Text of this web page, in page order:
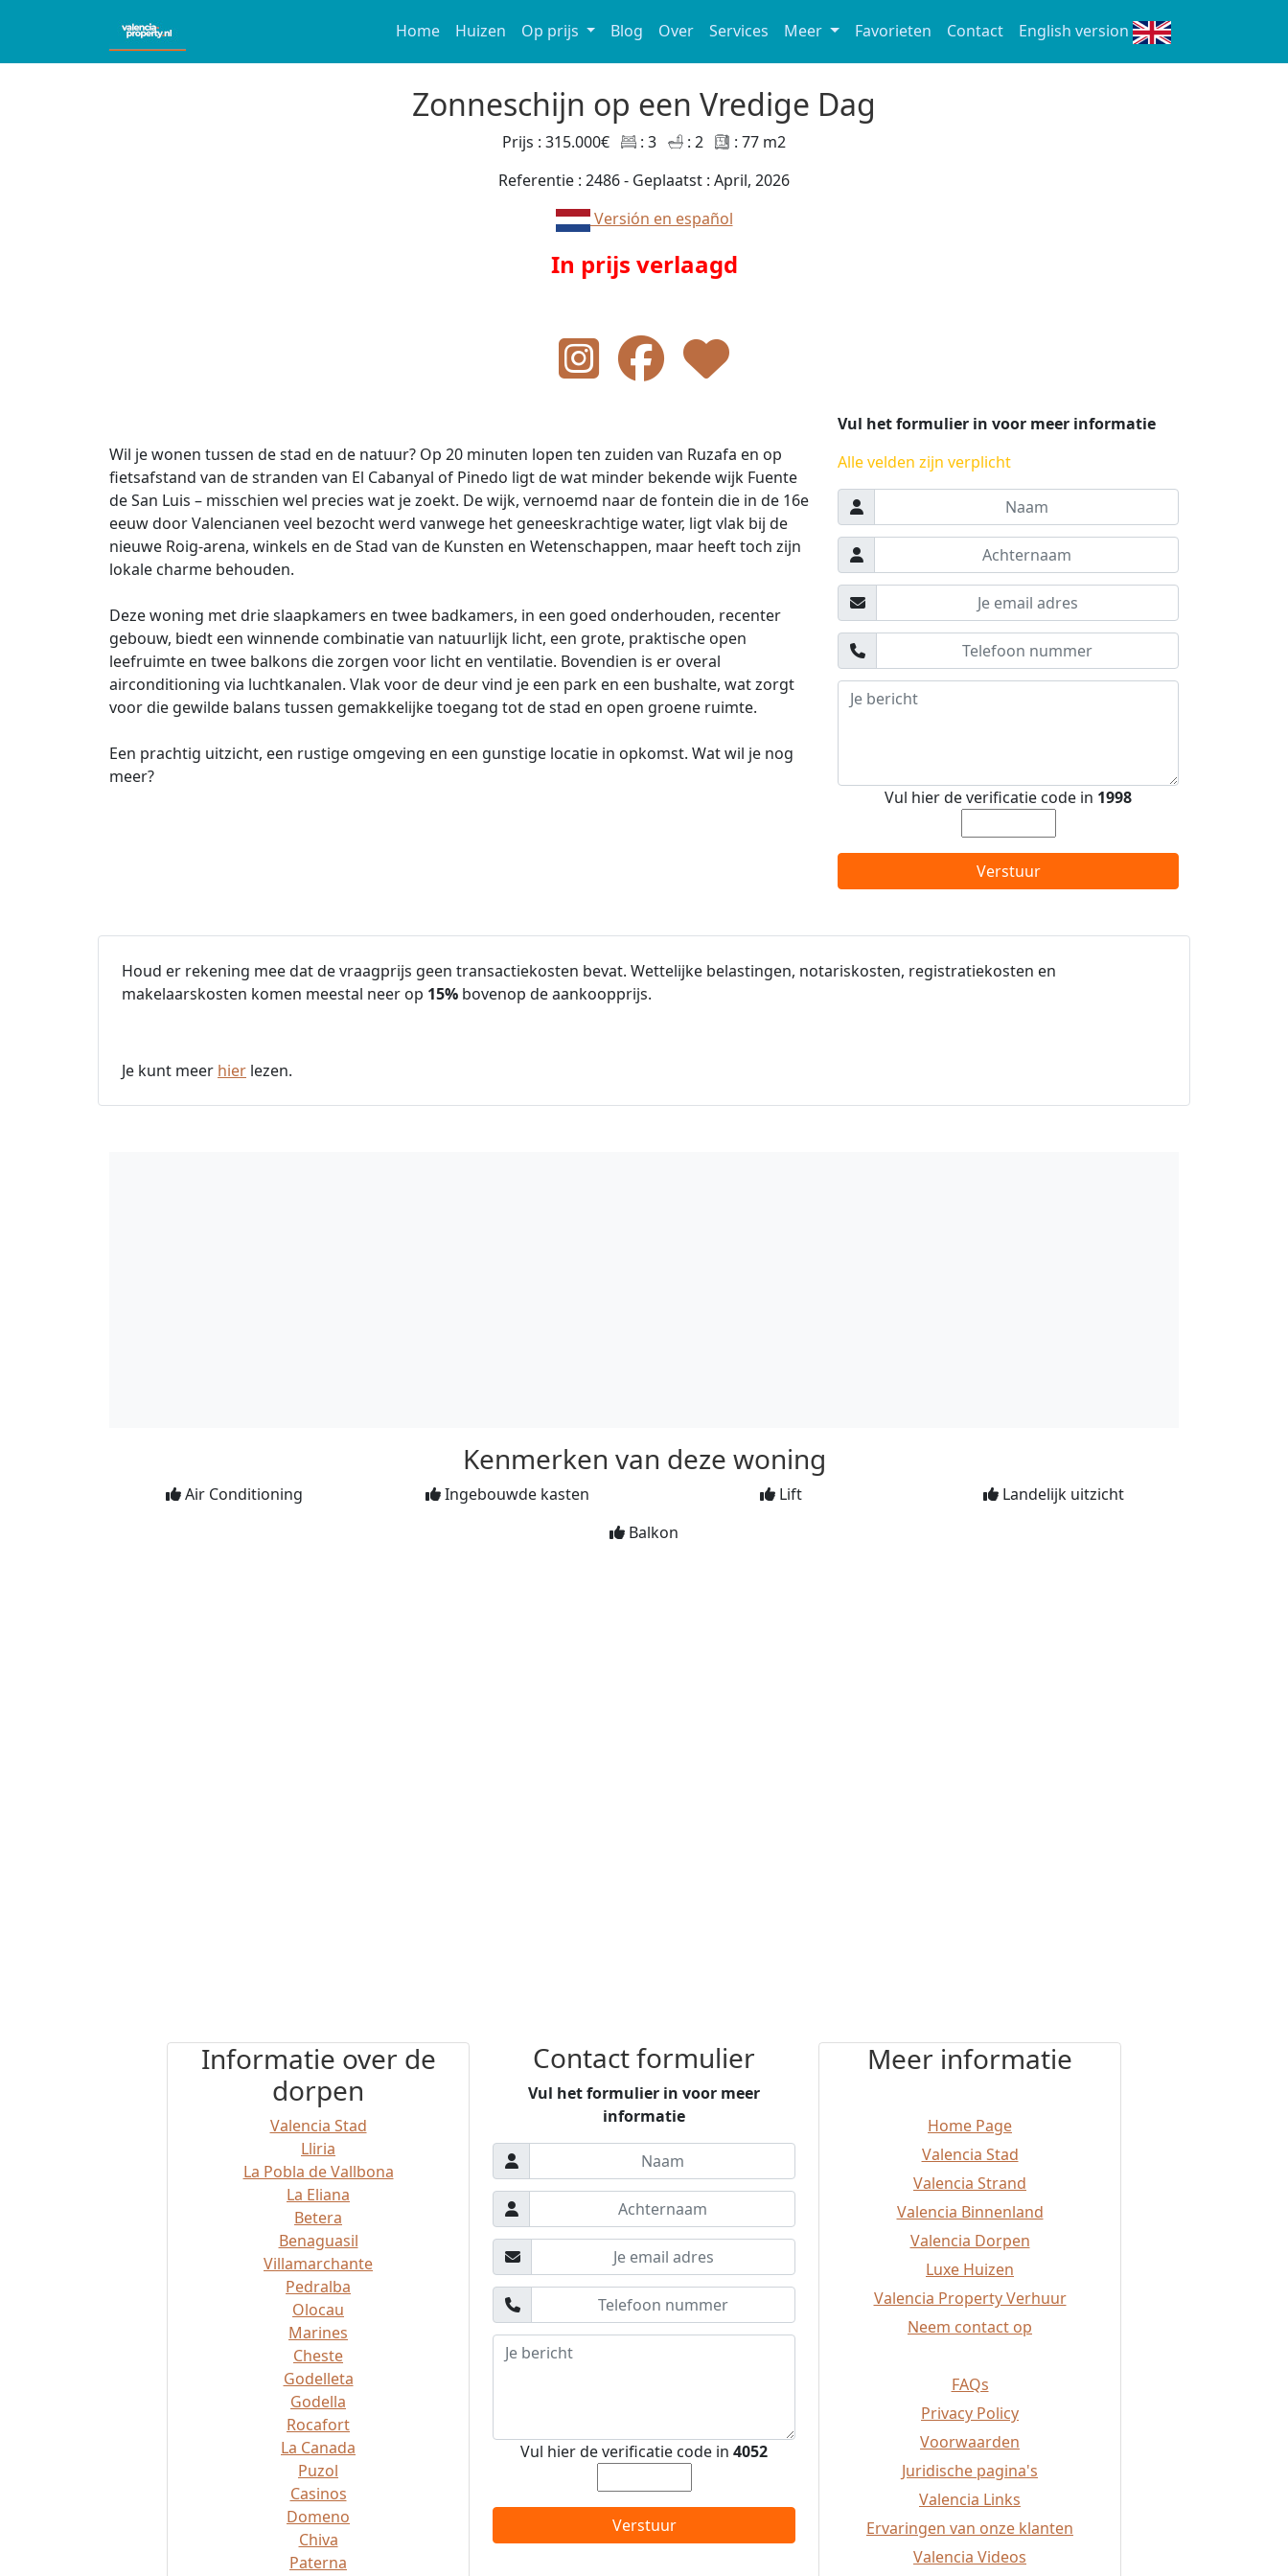
Home Huizen Op prijs Blog Over Services Meer Favorieten Contact English version
Zonneschijn op een Vredige Dag
Prijs : 315.000€ : 3 : 2
: 77 m2
Referentie : 2486 - Geplaatst : April, 2026
Versión en español
In prijs verlaagd
Wil je wonen tussen de stad en de natuur? Op 20 minuten lopen ten zuiden van Ruzafa en op
fietsafstand van de stranden van El Cabanyal of Pinedo ligt de wat minder bekende wijk Fuente
de San Luis – misschien wel precies wat je zoekt. De wijk, vernoemd naar de fontein die in de 16e
eeuw door Valencianen veel bezocht werd vanwege het geneeskrachtige water, ligt vlak bij de
nieuwe Roig-arena, winkels en de Stad van de Kunsten en Wetenschappen, maar heeft toch zijn
lokale charme behouden.
Deze woning met drie slaapkamers en twee badkamers, in een goed onderhouden, recenter
gebouw, biedt een winnende combinatie van natuurlijk licht, een grote, praktische open
leefruimte en twee balkons die zorgen voor licht en ventilatie. Bovendien is er overal
airconditioning via luchtkanalen. Vlak voor de deur vind je een park en een bushalte, wat zorgt
voor die gewilde balans tussen gemakkelijke toegang tot de stad en open groene ruimte.
Een prachtig uitzicht, een rustige omgeving en een gunstige locatie in opkomst. Wat wil je nog
meer?
Vul het formulier in voor meer informatie
Alle velden zijn verplicht
Vul hier de verificatie code in 1998
Verstuur
Houd er rekening mee dat de vraagprijs geen transactiekosten bevat. Wettelijke belastingen, notariskosten, registratiekosten en
makelaarskosten komen meestal neer op 15% bovenop de aankoopprijs.
Je kunt meer hier lezen.
Kenmerken van deze woning
Air Conditioning Ingebouwde kasten Lift
Landelijk uitzicht
Balkon
Informatie over de
dorpen
Valencia Stad
Lliria
La Pobla de Vallbona
La Eliana
Betera
Benaguasil
Villamarchante
Pedralba
Olocau
Marines
Cheste
Godelleta
Godella
Rocafort
La Canada
Puzol
Casinos
Domeno
Chiva
Paterna
Contact formulier
Vul het formulier in voor meer
informatie
Vul hier de verificatie code in 4052
Verstuur
Meer informatie
Home Page
Valencia Stad
Valencia Strand
Valencia Binnenland
Valencia Dorpen
Luxe Huizen
Valencia Property Verhuur
Neem contact op
FAQs
Privacy Policy
Voorwaarden
Juridische pagina's
Valencia Links
Ervaringen van onze klanten
Valencia Videos